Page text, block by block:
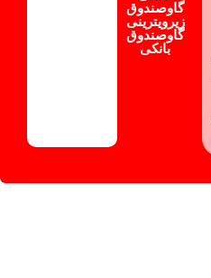
گاوصندوق
زیرویترینی
گاوصندوق
بانکی